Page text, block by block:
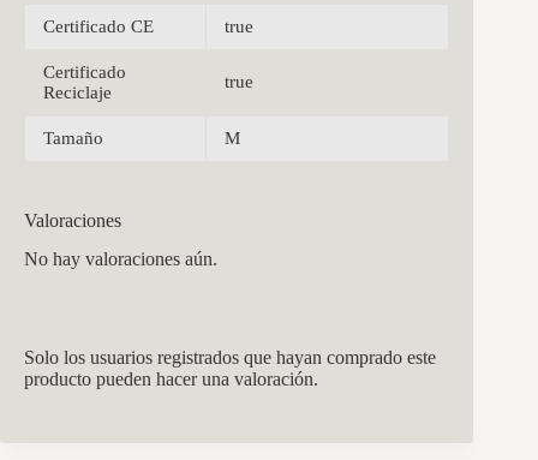
Certificado CE true
Certificado
Reciclaje
true
Tamaño M
Valoraciones
No hay valoraciones aún.
Solo los usuarios registrados que hayan comprado este
producto pueden hacer una valoración.